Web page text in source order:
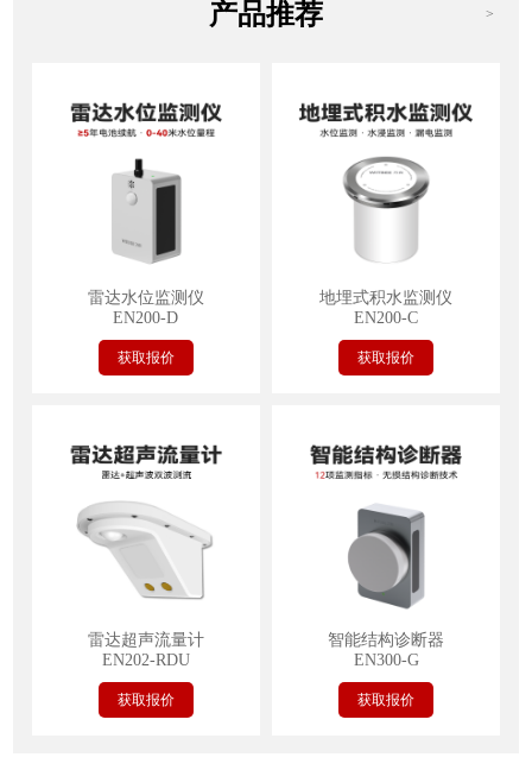
产品推荐 >
雷达水位监测仪
EN200-D
获取报价
地埋式积水监测仪
EN200-C
获取报价
雷达超声流量计
EN202-RDU
获取报价
智能结构诊断器
EN300-G
获取报价